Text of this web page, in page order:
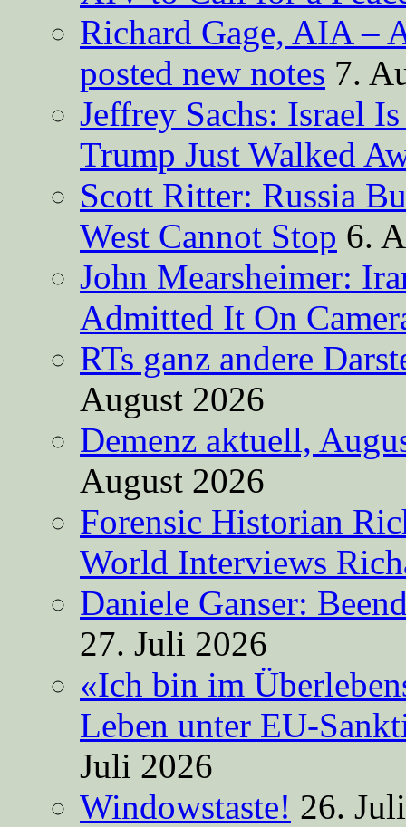
Richard Gage, AIA –
posted new notes 7.
Jeffrey Sachs: Israel
Trump Just Walked
Scott Ritter: Russia
West Cannot Stop 6.
John Mearsheimer:
Admitted It On
RTs ganz andere
August 2026
Demenz aktuell,
August 2026
Forensic Historian
World Interviews
Daniele Ganser:
27. Juli 2026
«Ich bin im
Leben unter EU-
Juli 2026
Windowstaste! 26.